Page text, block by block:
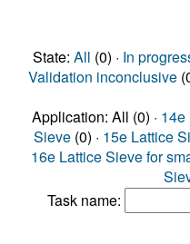
State: All (0) · In
Validation inconclusive
Application: All (0) · 14e
Sieve (0) · 15e Lattice
16e Lattice Sieve for
Task name: